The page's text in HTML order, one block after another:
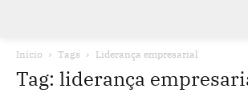
Início Tags Liderança empresarial
Tag: liderança